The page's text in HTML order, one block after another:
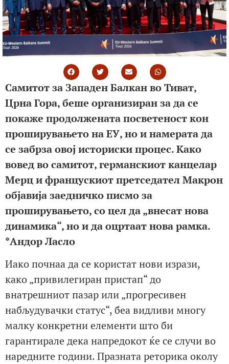
Самитот за Западен Балкан во Тиват,
Црна Гора, беше организиран за да се
покаже продолжената посветеност кон
проширувањето на ЕУ, но и намерата да
се забрза овој историски процес. Како
вовед во самитот, германскиот канцелар
Мерц и францускиот претседател Макрон
објавија заедничко писмо за
проширувањето, со цел да „внесат нова
динамика“, но и да оцртаат нова рамка.
*Андор Ласло
Иако почнаа да се користат нови изрази,
како „привилегиран пристап“ до
внатрешниот пазар или „прогресивен
набљудувачки статус“, беа видливи многу
малку конкретни елементи што би
гарантирале дека напредокот ќе се случи во
наредните години. Празната реторика околу